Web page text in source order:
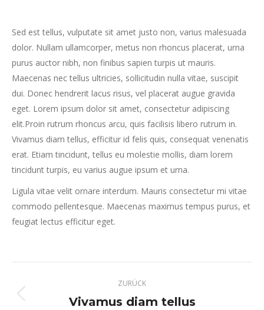
Sed est tellus, vulputate sit amet justo non, varius malesuada
dolor. Nullam ullamcorper, metus non rhoncus placerat, urna
purus auctor nibh, non finibus sapien turpis ut mauris.
Maecenas nec tellus ultricies, sollicitudin nulla vitae, suscipit
dui. Donec hendrerit lacus risus, vel placerat augue gravida
eget. Lorem ipsum dolor sit amet, consectetur adipiscing
elit.Proin rutrum rhoncus arcu, quis facilisis libero rutrum in.
Vivamus diam tellus, efficitur id felis quis, consequat venenatis
erat. Etiam tincidunt, tellus eu molestie mollis, diam lorem
tincidunt turpis, eu varius augue ipsum et urna.
Ligula vitae velit ornare interdum. Mauris consectetur mi vitae
commodo pellentesque. Maecenas maximus tempus purus, et
feugiat lectus efficitur eget.
navigation
ZURÜCK
Previous
Vivamus diam tellus